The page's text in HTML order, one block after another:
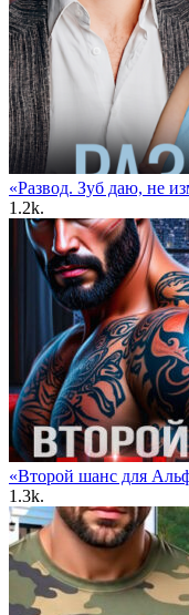
«Развод. Зуб даю, не
1.2k.
«Второй шанс для
1.3k.